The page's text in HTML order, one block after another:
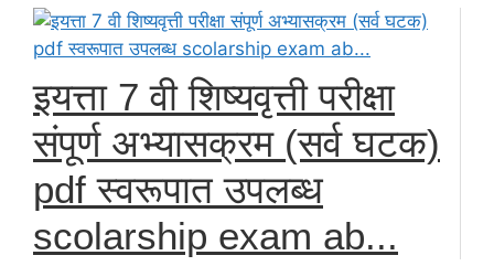
इयत्ता 7 वी शिष्यवृत्ती परीक्षा
संपूर्ण अभ्यासक्रम (सर्व घटक)
pdf स्वरूपात उपलब्ध
scolarship exam ab...